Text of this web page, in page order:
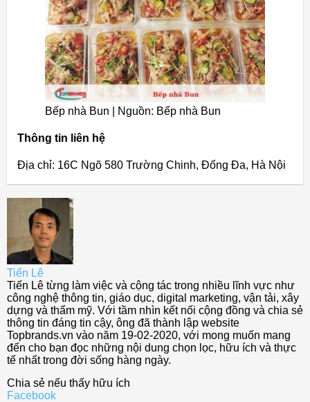
Bếp nhà Bun | Nguồn: Bếp nhà Bun
Thông tin liên hệ
Địa chỉ: 16C Ngõ 580 Trường Chinh, Đống Đa, Hà Nội
Tiến Lê
Tiến Lê từng làm việc và cộng tác trong nhiều lĩnh vực như
công nghệ thông tin, giáo dục, digital marketing, vận tải, xây
dựng và thẩm mỹ. Với tầm nhìn kết nối cộng đồng và chia sẻ
thông tin đáng tin cậy, ông đã thành lập website
Topbrands.vn vào năm 19-02-2020, với mong muốn mang
đến cho bạn đọc những nội dung chọn lọc, hữu ích và thực
tế nhất trong đời sống hàng ngày.
Chia sẻ nếu thấy hữu ích
Facebook